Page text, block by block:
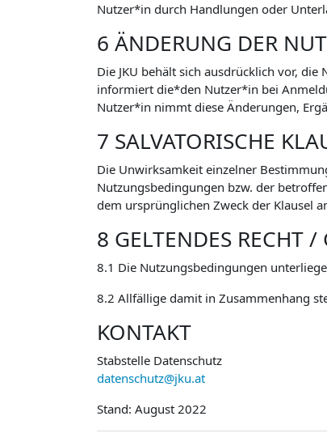
Nutzer*in durch Handlungen oder
6 ÄNDERUNG DER
Die JKU behält sich ausdrücklich vor,
informiert die*den Nutzer*in bei
Nutzer*in nimmt diese Änderungen,
7 SALVATORISCHE
Die Unwirksamkeit einzelner
Nutzungsbedingungen bzw. der
dem ursprünglichen Zweck der Klausel
8 GELTENDES RECHT /
8.1 Die Nutzungsbedingungen
8.2 Allfällige damit in Zusammenhang
KONTAKT
Stabstelle Datenschutz
datenschutz@jku.at
Stand: August 2022